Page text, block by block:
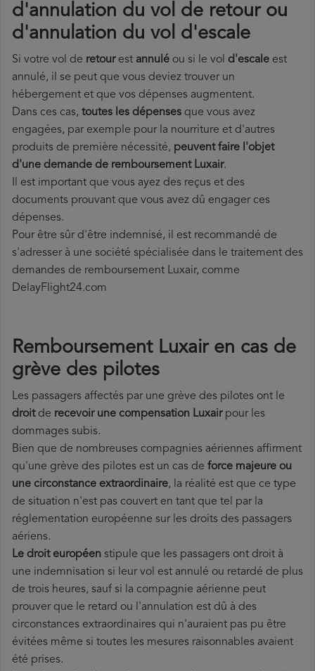
d'annulation du vol de retour ou
d'annulation du vol d'escale
Si votre vol de retourest annulé ou si le vol d'escale est
annulé, il se peut que vous deviez trouver un
hébergement et que vos dépenses augmentent.
Dans ces cas, toutes les dépenses que vous avez
engagées, par exemple pour la nourriture et d'autres
produits de première nécessité, peuvent faire l'objet
d'une demande de remboursement Luxair.
Il est important que vous ayez des reçus et des
documents prouvant que vous avez dû engager ces
dépenses.
Pour être sûr d'être indemnisé, il est recommandé de
s'adresser à une société spécialisée dans le traitement des
demandes de remboursement Luxair, comme
DelayFlight24.com
Remboursement Luxair en cas de
grève des pilotes
Les passagers affectés par une grève des pilotes ont le
droitde recevoir une compensation Luxairpour les
dommages subis.
Bien que de nombreuses compagnies aériennes affirment
qu'une grève des pilotes est un cas de force majeure ou
une circonstance extraordinaire, la réalité est que ce type
de situation n'est pas couvert en tant que tel par la
réglementation européenne sur les droits des passagers
aériens.
Le droit européen stipule que les passagers ont droit à
une indemnisation si leur vol est annulé ou retardé de plus
de trois heures, sauf si la compagnie aérienne peut
prouver que le retard ou l'annulation est dû à des
circonstances extraordinaires qui n'auraient pas pu être
évitées même si toutes les mesures raisonnables avaient
été prises.